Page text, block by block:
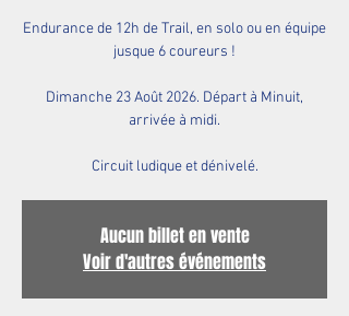
Endurance de 12h de Trail, en solo ou en équipe
jusque 6 coureurs !
Dimanche 23 Août 2026. Départ à Minuit,
arrivée à midi.
Circuit ludique et dénivelé.
Aucun billet en vente
Voir d'autres événements